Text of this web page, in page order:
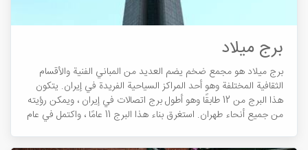
برج ميلاد
برج ميلاد هو مجمع ضخم يضم العديد من المباني الفنية والأقسام
الثقافية المختلفة وهو أحد المراكز السياحية الفريدة في إيران. يتكون
هذا البرج من 12 طابقًا وهو أطول برج اتصالات في إيران ، ويمكن رؤيته
من جميع أنحاء طهران. استغرق بناء هذا البرج 11 عامًا ، واكتمل في عام